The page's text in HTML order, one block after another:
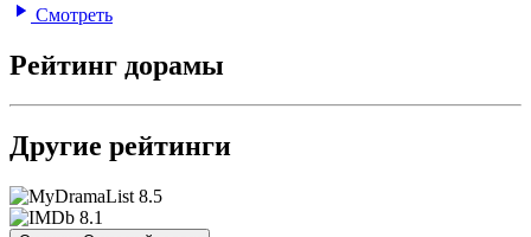
Смотреть
Рейтинг дорамы
Другие рейтинги
8.5
8.1